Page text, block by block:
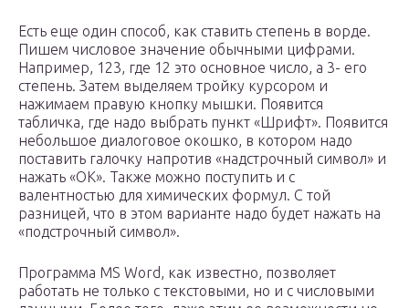
Есть еще один способ, как ставить степень в ворде.
Пишем числовое значение обычными цифрами.
Например, 123, где 12 это основное число, а 3- его
степень. Затем выделяем тройку курсором и
нажимаем правую кнопку мышки. Появится
табличка, где надо выбрать пункт «Шрифт». Появится
небольшое диалоговое окошко, в котором надо
поставить галочку напротив «надстрочный символ» и
нажать «ОК». Также можно поступить и с
валентностью для химических формул. С той
разницей, что в этом варианте надо будет нажать на
«подстрочный символ».
Программа MS Word, как известно, позволяет
работать не только с текстовыми, но и с числовыми